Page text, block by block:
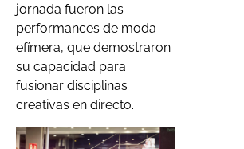
jornada fueron las
performances de moda
efímera, que demostraron
su capacidad para
fusionar disciplinas
creativas en directo.